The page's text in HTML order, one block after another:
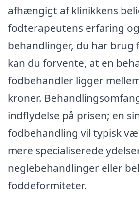
afhængigt af klinikkens
fodterapeutens erfaring
behandlinger, du har brug
kan du forvente, at en
fodbehandler ligger
kroner.
indflydelse på prisen; en
fodbehandling vil typisk
mere specialiserede
neglebehandlinger eller
foddeformiteter.